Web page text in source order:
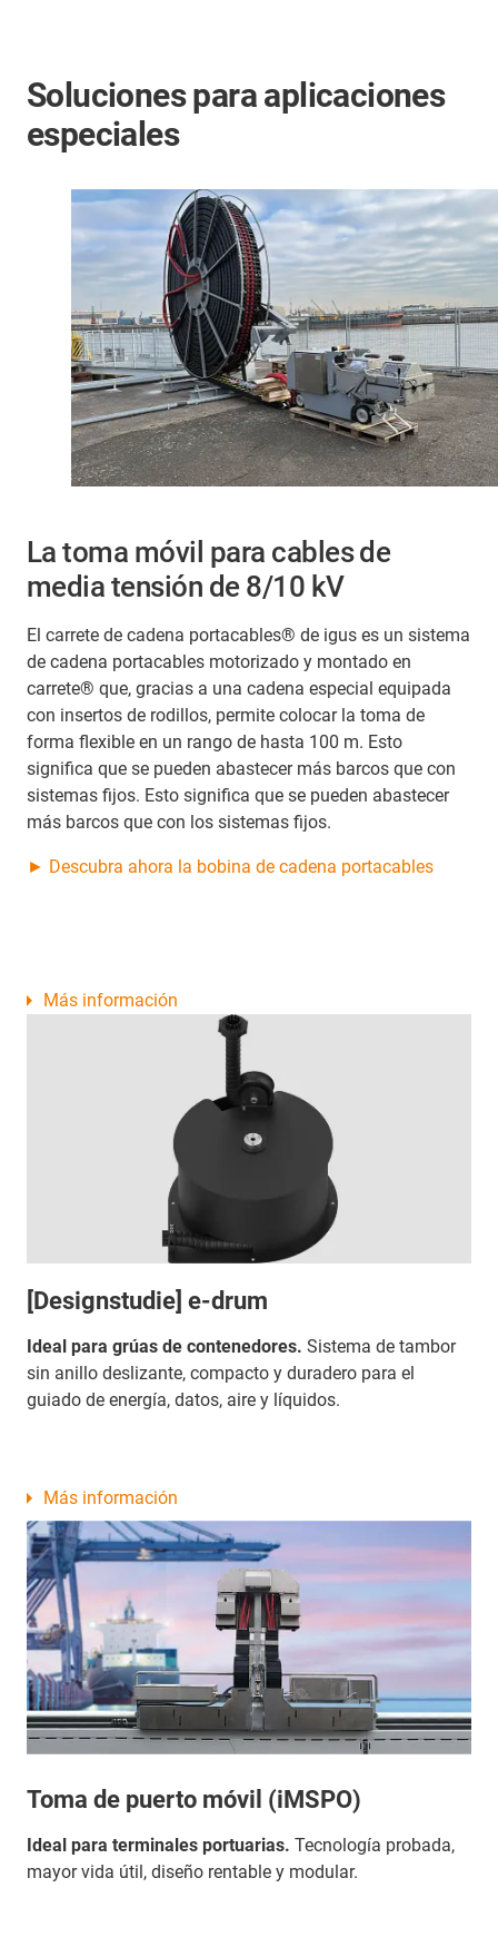
Soluciones para aplicaciones
especiales
La toma móvil para cables de
media tensión de 8/10 kV
El carrete de cadena portacables® de igus es un sistema
de cadena portacables motorizado y montado en
carrete® que, gracias a una cadena especial equipada
con insertos de rodillos, permite colocar la toma de
forma flexible en un rango de hasta 100 m. Esto
significa que se pueden abastecer más barcos que con
sistemas fijos. Esto significa que se pueden abastecer
más barcos que con los sistemas fijos.
► Descubra ahora la bobina de cadena portacables
[Designstudie] e-drum
Ideal para grúas de contenedores. Sistema de tambor
sin anillo deslizante, compacto y duradero para el
guiado de energía, datos, aire y líquidos.
Más información
Toma de puerto móvil (iMSPO)
Ideal para terminales portuarias. Tecnología probada,
mayor vida útil, diseño rentable y modular.
Más información